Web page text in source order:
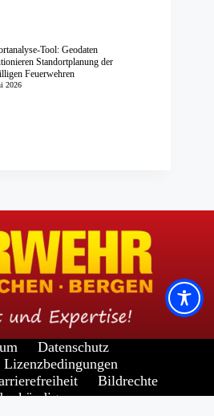
Tool: Geodaten
Standortplanung der
Feuerwehren
2026
Datenschutz
Bildrechte
kündigen